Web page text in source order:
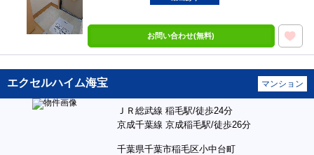
お問い合わせ(無料)
エクセルハイム海宝 マンション
ＪＲ総武線 稲毛駅/徒歩24分
京成千葉線 京成稲毛駅/徒歩26分
千葉県千葉市稲毛区小中台町